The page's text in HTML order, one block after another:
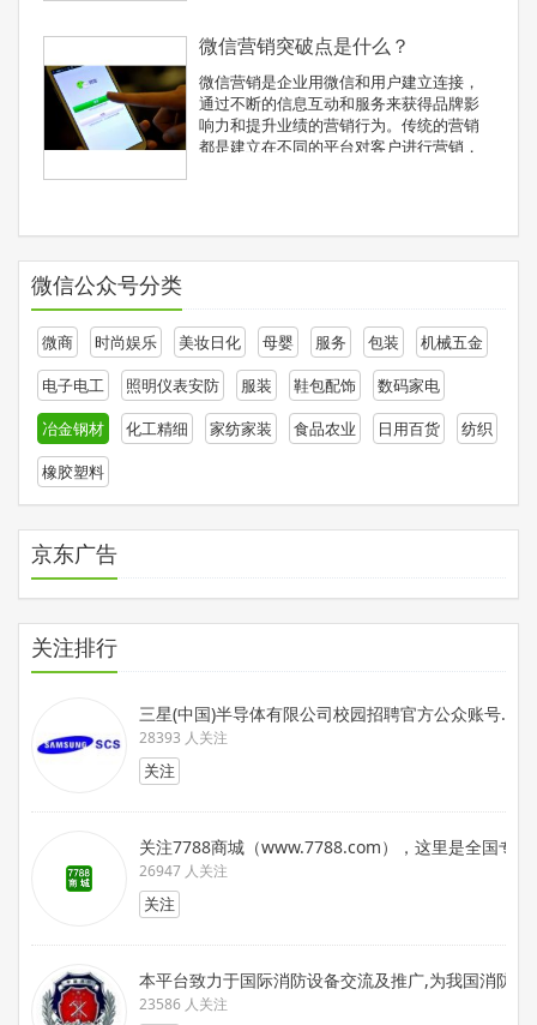
微信营销突破点是什么？
微信营销是企业用微信和用户建立连接，
通过不断的信息互动和服务来获得品牌影
响力和提升业绩的营销行为。传统的营销
都是建立在不同的平台对客户进行营销，
平台。所以说，企业用了微信
微信公众号分类
微商 时尚娱乐 美妆日化 母婴 服务 包装
机械五金
电子电工
照明仪表安防 服装 鞋包配饰
数码家电
冶金钢材
化工精细 家纺家装 食品农业 日用百货
纺织
橡胶塑料
京东广告
关注排行
三星(中国)半导体有限公司校园招聘官方公众账号.在
28393 人关注
关注
关注7788商城（www.7788.com），这里是全国专
26947 人关注
关注
本平台致力于国际消防设备交流及推广,为我国消防
23586 人关注